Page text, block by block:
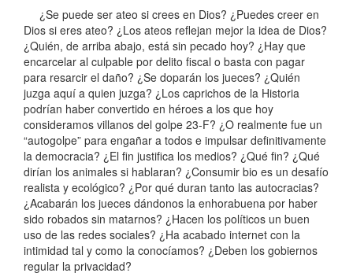
¿Se puede ser ateo si crees en Dios? ¿Puedes creer en
Dios si eres ateo? ¿Los ateos reflejan mejor la idea de Dios?
¿Quién, de arriba abajo, está sin pecado hoy? ¿Hay que
encarcelar al culpable por delito fiscal o basta con pagar
para resarcir el daño? ¿Se doparán los jueces? ¿Quién
juzga aquí a quien juzga? ¿Los caprichos de la Historia
podrían haber convertido en héroes a los que hoy
consideramos villanos del golpe 23-F? ¿O realmente fue un
“autogolpe” para engañar a todos e impulsar definitivamente
la democracia? ¿El fin justifica los medios? ¿Qué fin? ¿Qué
dirían los animales si hablaran? ¿Consumir bio es un desafío
realista y ecológico? ¿Por qué duran tanto las autocracias?
¿Acabarán los jueces dándonos la enhorabuena por haber
sido robados sin matarnos? ¿Hacen los políticos un buen
uso de las redes sociales? ¿Ha acabado internet con la
intimidad tal y como la conocíamos? ¿Deben los gobiernos
regular la privacidad?